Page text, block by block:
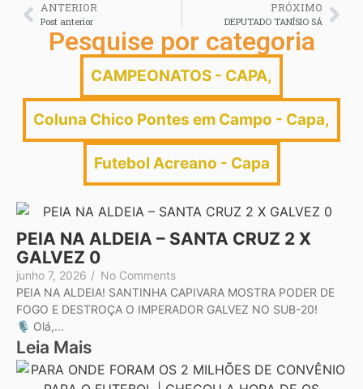
ANTERIOR
Post anterior
PRÓXIMO
DEPUTADO TANÍSIO SÁ
Pesquise por categoria
CAMPEONATOS - CAPA,
Coluna Chico Pontes em Campo - Capa,
Futebol Acreano - Capa
PEIA NA ALDEIA – SANTA CRUZ 2 X
GALVEZ 0
junho 7, 2026 / No Comments
PEIA NA ALDEIA! SANTINHA CAPIVARA MOSTRA PODER DE
FOGO E DESTROÇA O IMPERADOR GALVEZ NO SUB-20!
🎙️ Olá,...
Leia Mais